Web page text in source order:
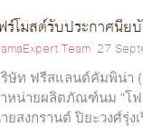
ร์โมสต์รับประกาศนี
Team 27
ษัท ฟรีสแลนด์คัมพิน่า
หน่ายผลิตภัณฑ์นม “โ
ยสงกรานต์ ปิยะวงศ์รุ่